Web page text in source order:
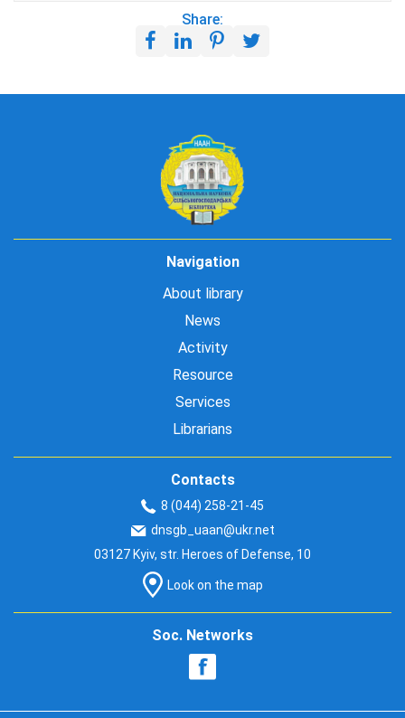
Share:
Navigation
About library
News
Activity
Resource
Services
Librarians
Contacts
8 (044) 258-21-45
dnsgb_uaan@ukr.net
03127 Kyiv, str. Heroes of Defense, 10
Look on the map
Soc. Networks